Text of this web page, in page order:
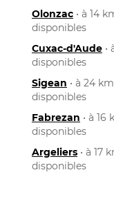
Olonzac • à 14
disponibles
Cuxac-d'Aude •
disponibles
Sigean • à 24
disponibles
Fabrezan • à
disponibles
Argeliers • à 17
disponibles